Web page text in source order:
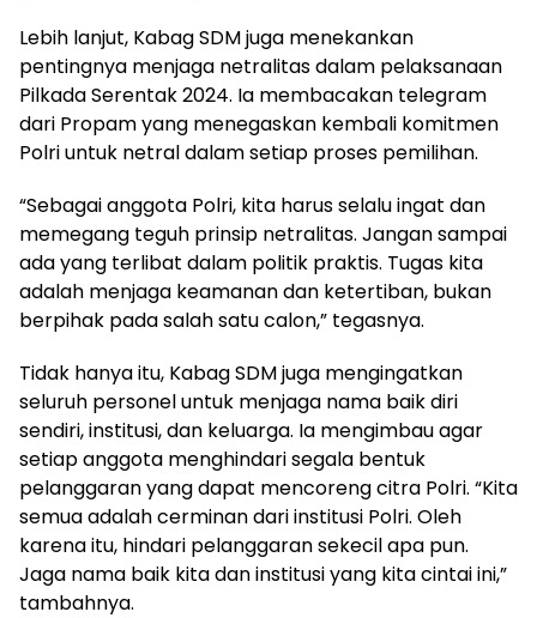
Lebih lanjut, Kabag SDM juga menekankan
pentingnya menjaga netralitas dalam pelaksanaan
Pilkada Serentak 2024. Ia membacakan telegram
dari Propam yang menegaskan kembali komitmen
Polri untuk netral dalam setiap proses pemilihan.
“Sebagai anggota Polri, kita harus selalu ingat dan
memegang teguh prinsip netralitas. Jangan sampai
ada yang terlibat dalam politik praktis. Tugas kita
adalah menjaga keamanan dan ketertiban, bukan
berpihak pada salah satu calon,” tegasnya.
Tidak hanya itu, Kabag SDM juga mengingatkan
seluruh personel untuk menjaga nama baik diri
sendiri, institusi, dan keluarga. Ia mengimbau agar
setiap anggota menghindari segala bentuk
pelanggaran yang dapat mencoreng citra Polri. “Kita
semua adalah cerminan dari institusi Polri. Oleh
karena itu, hindari pelanggaran sekecil apa pun.
Jaga nama baik kita dan institusi yang kita cintai ini,”
tambahnya.